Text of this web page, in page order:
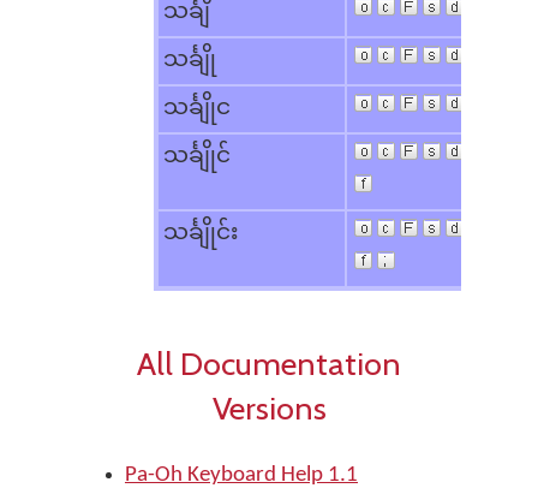
သင်္ချိ
သင်္ချို
သင်္ချိုင
သင်္ချိုင်
သင်္ချိုင်း
All Documentation
Versions
Pa-Oh Keyboard Help 1.1